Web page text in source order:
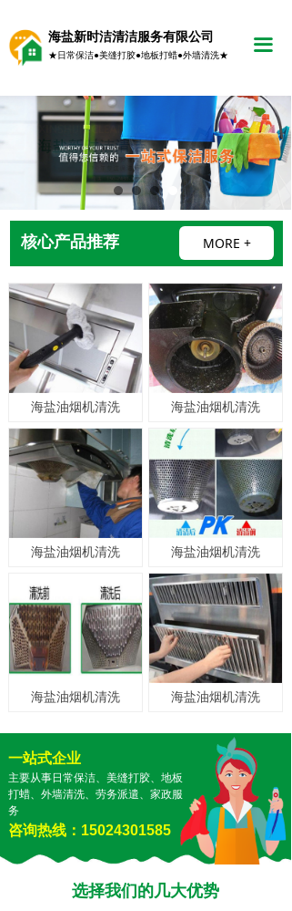
海盐新时洁清洁服务有限公司
★日常保洁●美缝打胶●地板打蜡●外墙清洗★
끀
核心产品推荐 MORE +
一站式企业
主要从事日常保洁、美缝打胶、地板
打蜡、外墙清洗、劳务派遣、家政服
务
咨询热线：15024301585
选择我们的几大优势​
海盐油烟机清洗 海盐油烟机清洗
海盐油烟机清洗 海盐油烟机清洗
海盐油烟机清洗 海盐油烟机清洗